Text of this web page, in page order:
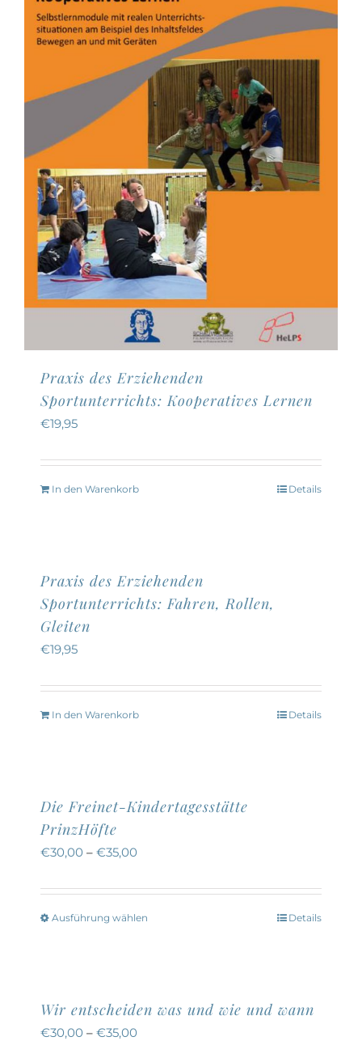
Praxis des Erziehenden
Sportunterrichts: Kooperatives Lernen
€19,95
In den Warenkorb Details
Praxis des Erziehenden
Sportunterrichts: Fahren, Rollen,
Gleiten
€19,95
In den Warenkorb Details
Die Freinet-Kindertagesstätte
PrinzHöfte
€30,00 – €35,00
Ausführung wählen
Varianten
Details
Wir entscheiden was und wie und wann
€30,00 – €35,00